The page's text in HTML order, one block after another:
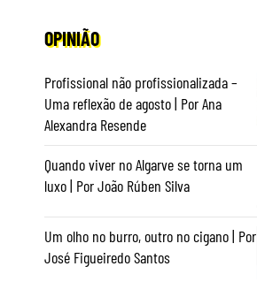
OPINIÃO
Profissional não profissionalizada –
Uma reflexão de agosto | Por Ana
Alexandra Resende
Quando viver no Algarve se torna um
luxo | Por João Rúben Silva
Um olho no burro, outro no cigano | Por
José Figueiredo Santos